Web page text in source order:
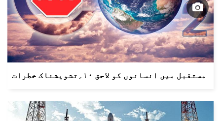
مستقبل میں انسانوں کو لاحق ۱۰؍تشویشناک خطرات